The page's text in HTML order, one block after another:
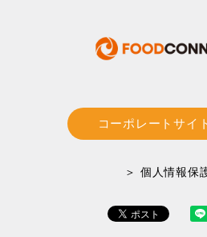
コーポレートサイ
＞ 個人情報保